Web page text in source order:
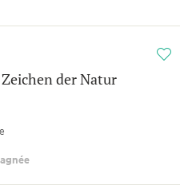
i
der Natur